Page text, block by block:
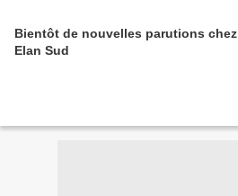
Bientôt de nouvelles parutions chez
Elan Sud